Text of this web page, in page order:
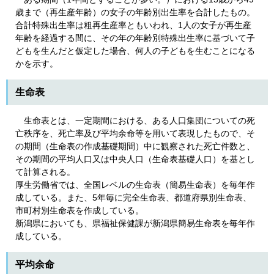
歳まで（再生産年齢）の女子の年齢別出生率を合計したもの。
合計特殊出生率は粗再生産率ともいわれ、1人の女子が再生産
年齢を経過する間に、その年の年齢別特殊出生率に基づいて子
どもを生んだと仮定した場合、何人の子どもを生むことになる
かを示す。
生命表
生命表とは、一定期間における、ある人口集団についての死
亡秩序を、死亡率及び平均余命等を用いて表現したもので、そ
の期間（生命表の作成基礎期間）中に観察された死亡件数と、
その期間の平均人口又は中央人口（生命表基礎人口）を基とし
て計算される。
厚生労働省では、全国レベルの生命表（簡易生命表）を毎年作
成している。また、5年毎に完全生命表、都道府県別生命表、
市町村別生命表を作成している。
新潟県においても、県福祉保健課が新潟県簡易生命表を毎年作
成している。
平均余命